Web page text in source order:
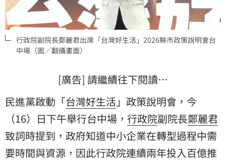
行政院副院長鄭麗君出席「台灣好生活」2026縣市政策說明會台
中場（圖／翻攝畫面）
[廣告] 請繼續往下閱讀…
民進黨啟動「台灣好生活」政策說明會，今
（16）日下午舉行台中場， 行政院副院長鄭麗君
致詞時提到，政府知道中小企業在轉型過程中需
要時間與資源，因此行政院連續兩年投入百億推